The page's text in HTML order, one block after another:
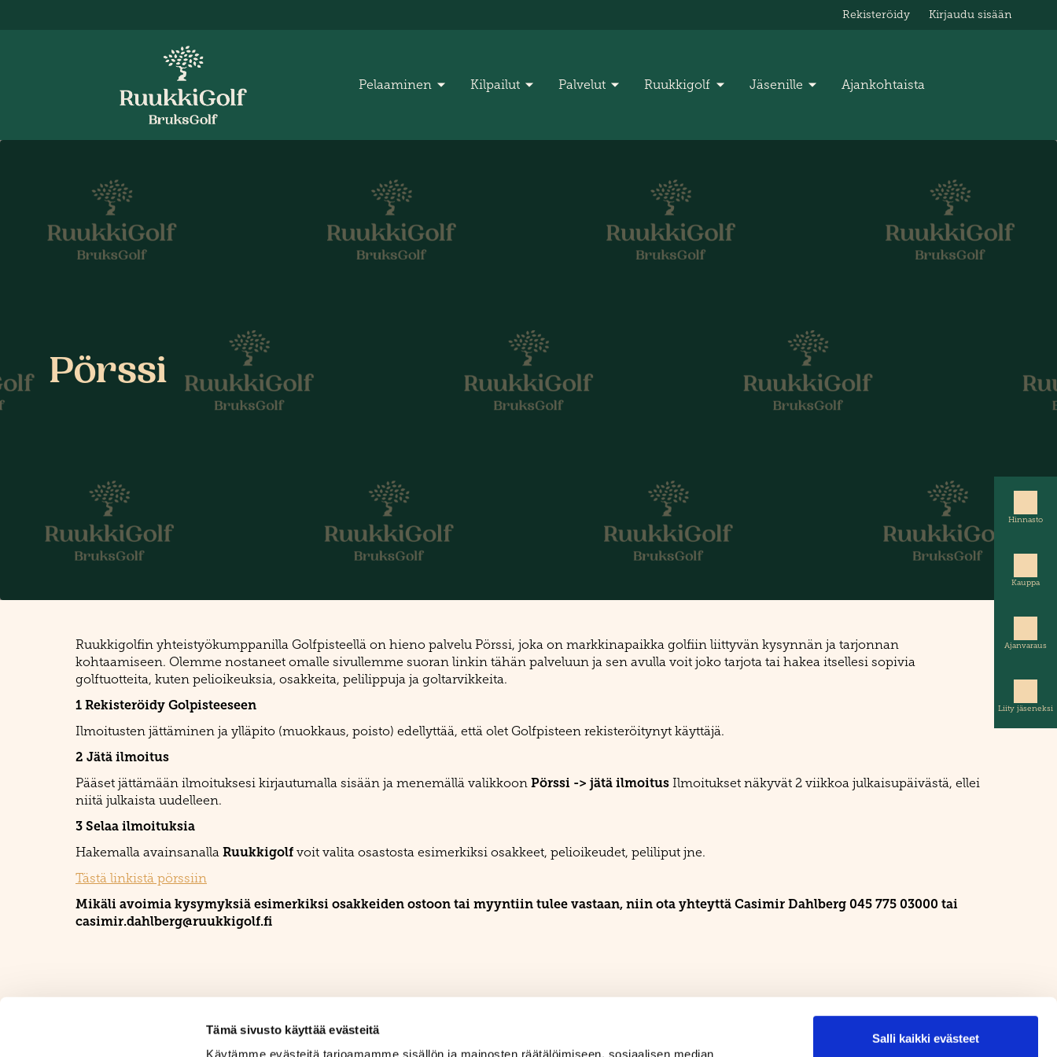
Tämä sivusto käyttää evästeitä
Käytämme evästeitä tarjoamamme sisällön ja mainosten räätälöimiseen, sosiaalisen median
Salli kaikki evästeet
Rekisteröidy Kirjaudu sisään
Pelaaminen Kilpailut Palvelut Ruukkigolf Jäsenille Ajankohtaista
Hinnasto
Kauppa
Ajanvaraus
Liity jäseneksi
Pörssi
Ruukkigolfin yhteistyökumppanilla Golfpisteellä on hieno palvelu Pörssi, joka on markkinapaikka golfiin liittyvän kysynnän ja tarjonnan
kohtaamiseen. Olemme nostaneet omalle sivullemme suoran linkin tähän palveluun ja sen avulla voit joko tarjota tai hakea itsellesi sopivia
golftuotteita, kuten pelioikeuksia, osakkeita, pelilippuja ja goltarvikkeita.
1 Rekisteröidy Golpisteeseen
Ilmoitusten jättäminen ja ylläpito (muokkaus, poisto) edellyttää, että olet Golfpisteen rekisteröitynyt käyttäjä.
2 Jätä ilmoitus
Pääset jättämään ilmoituksesi kirjautumalla sisään ja menemällä valikkoon Pörssi -> jätä ilmoitus Ilmoitukset näkyvät 2 viikkoa julkaisupäivästä, ellei
niitä julkaista uudelleen.
3 Selaa ilmoituksia
Hakemalla avainsanalla Ruukkigolf voit valita osastosta esimerkiksi osakkeet, pelioikeudet, peliliput jne.
Tästä linkistä pörssiin
Mikäli avoimia kysymyksiä esimerkiksi osakkeiden ostoon tai myyntiin tulee vastaan, niin ota yhteyttä Casimir Dahlberg 045 775 03000 tai
casimir.dahlberg@ruukkigolf.fi